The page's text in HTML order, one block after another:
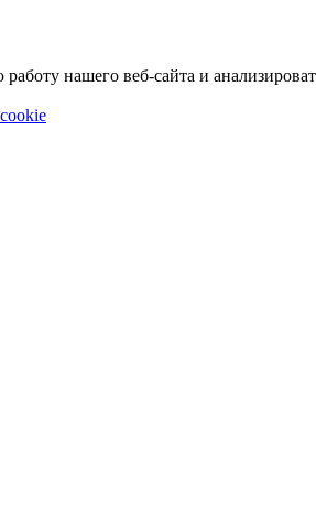
нашего веб-сайта и